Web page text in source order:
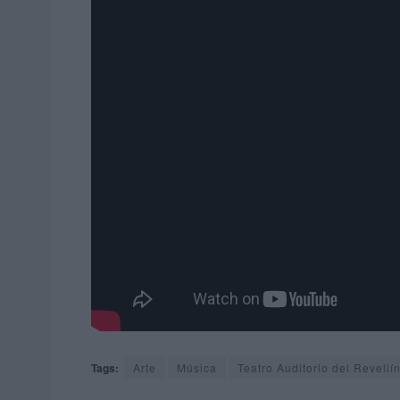
Tags: Arte Música Teatro Auditorio del Revellín